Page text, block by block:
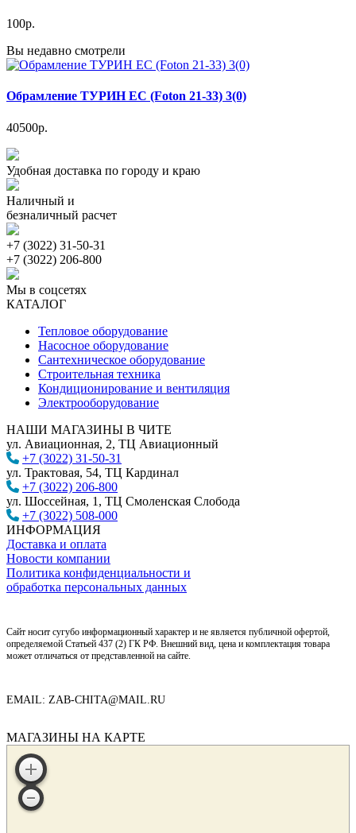
100р.
Вы недавно смотрели
Обрамление ТУРИН ЕС (Foton 21-33) 3(0)
40500р.
Удобная доставка по городу и краю
Наличный и
безналичный расчет
+7 (3022) 31-50-31
+7 (3022) 206-800
Мы в соцсетях
КАТАЛОГ
Тепловое оборудование
Насосное оборудование
Сантехническое оборудование
Строительная техника
Кондиционирование и вентиляция
Электрооборудование
НАШИ МАГАЗИНЫ В ЧИТЕ
ул. Авиационная, 2, ТЦ Авиационный
+7 (3022) 31-50-31
ул. Трактовая, 54, ТЦ Кардинал
+7 (3022) 206-800
ул. Шоссейная, 1, ТЦ Смоленская Слобода
+7 (3022) 508-000
ИНФОРМАЦИЯ
Доставка и оплата
Новости компании
Политика конфиденциальности и
обработка персональных данных
Сайт носит сугубо информационный характер и не является публичной офертой,
определяемой Статьей 437 (2) ГК РФ. Внешний вид, цена и комплектация товара
может отличаться от представленной на сайте.
EMAIL: ZAB-CHITA@MAIL.RU
МАГАЗИНЫ НА КАРТЕ